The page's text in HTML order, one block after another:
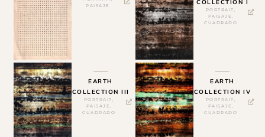
PAISAJE
COLLECTION I
PORTRAIT
PAISAJE
CUADRADO
EARTH
COLLECTION III
PORTRAIT
PAISAJE
CUADRADO
EARTH
COLLECTION IV
PORTRAIT
PAISAJE
CUADRADO